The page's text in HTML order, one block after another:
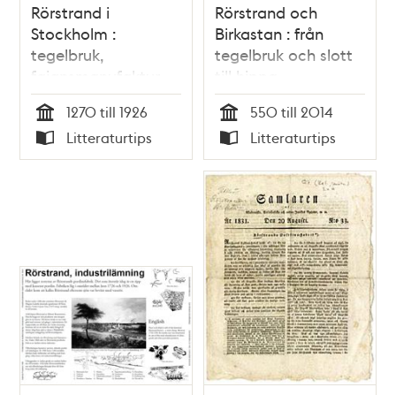
Rörstrand i
Stockholm :
tegelbruk,
fajansmanufaktur
och keramisk
storindustri 1270-
1926 / Carl-Henrik
Ankarberg, Bengt
Tid
1270 till 1926
Typ
Litteraturtips
Rörstrand och
Birkastan : från
tegelbruk och slott
till hippa
innerstadskvarter /
Anna Lundqvist
Tid
550 till 2014
Typ
Litteraturtips